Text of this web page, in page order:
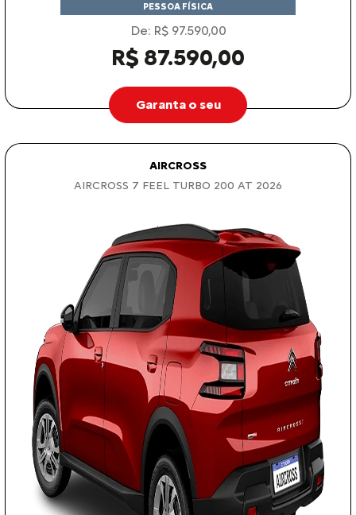
PESSOA FÍSICA
De: R$ 97.590,00
R$ 87.590,00
Garanta o seu
AIRCROSS
AIRCROSS 7 FEEL TURBO 200 AT 2026